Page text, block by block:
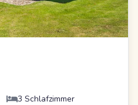
3 Schlafzimmer